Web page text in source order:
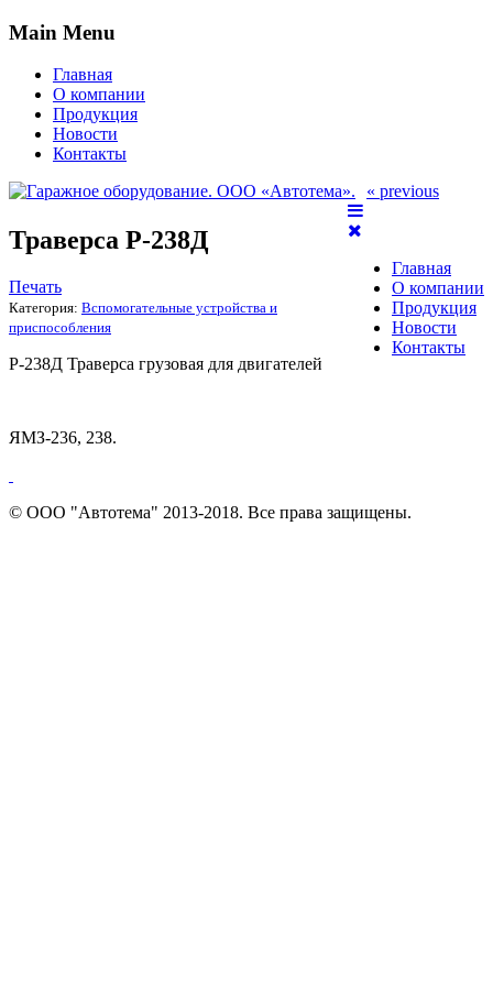
Main Menu
Главная
О компании
Продукция
Новости
Контакты
Главная
О компании
Продукция
Новости
Контакты
« previous
Траверса Р-238Д
Печать
Категория: Вспомогательные устройства и
приспособления
Р-238Д Траверса грузовая для двигателей
ЯМЗ-236, 238.
© ООО "Автотема" 2013-2018. Все права защищены.